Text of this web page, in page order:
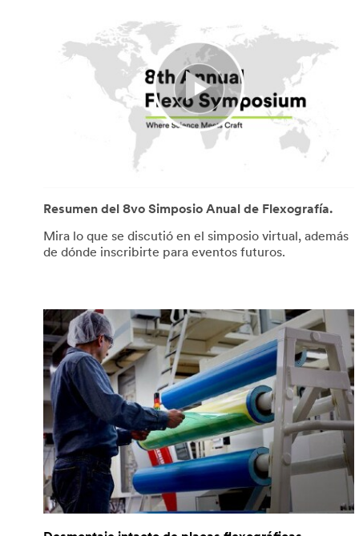
Resumen del 8vo Simposio Anual de Flexografía.
Mira lo que se discutió en el simposio virtual, además
de dónde inscribirte para eventos futuros.